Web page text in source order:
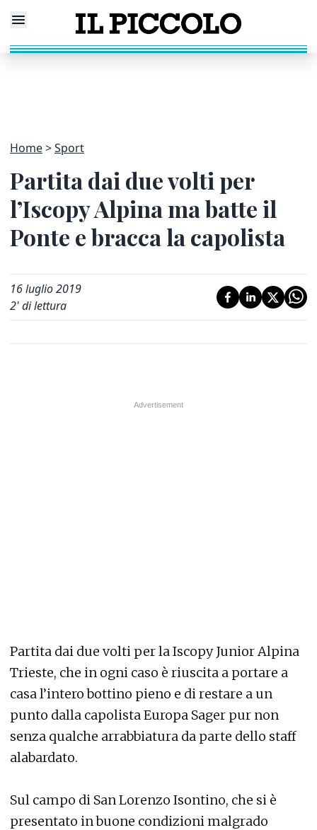
Home Sport
Partita dai due volti per
l’Iscopy Alpina ma batte il
Ponte e bracca la capolista
16 luglio 2019
2' di lettura
Partita dai due volti per la Iscopy Junior Alpina
Trieste, che in ogni caso è riuscita a portare a
casa l’intero bottino pieno e di restare a un
punto dalla capolista Europa Sager pur non
senza qualche arrabbiatura da parte dello staff
alabardato.
Sul campo di San Lorenzo Isontino, che si è
presentato in buone condizioni malgrado